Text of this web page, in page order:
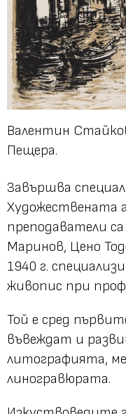
Валентин
Пещера.
Завършва
Художествената
преподаватели
Маринов, Цено
1940 г.
живопис при
Той е сред
въвеждат и
литографията,
линогравюрата.